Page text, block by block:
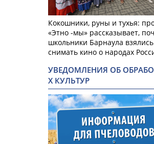
Кокошники, руны и тухья:
«Этно -мы» рассказывает,
школьники Барнаула взялись
снимать кино о народах
УВЕДОМЛЕНИЯ ОБ
Х КУЛЬТУР